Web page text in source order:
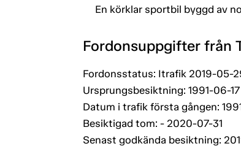
En körklar sportbil byggd av
Fordonsuppgifter från
Fordonsstatus: Itrafik 2019-05-
Ursprungsbesiktning: 1991-06-
Datum i trafik första gången:
Besiktigad tom: - 2020-07-31
Senast godkända besiktning: